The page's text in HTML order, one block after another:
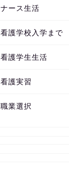
ナース生活
看護学校入学まで
看護学生生活
看護実習
職業選択